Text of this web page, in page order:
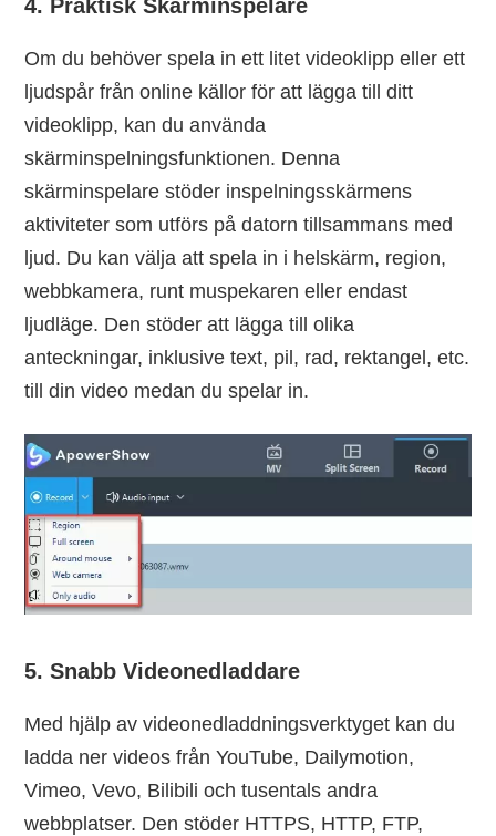
4. Praktisk Skärminspelare
Om du behöver spela in ett litet videoklipp eller ett
ljudspår från online källor för att lägga till ditt
videoklipp, kan du använda
skärminspelningsfunktionen. Denna
skärminspelare stöder inspelningsskärmens
aktiviteter som utförs på datorn tillsammans med
ljud. Du kan välja att spela in i helskärm, region,
webbkamera, runt muspekaren eller endast
ljudläge. Den stöder att lägga till olika
anteckningar, inklusive text, pil, rad, rektangel, etc.
till din video medan du spelar in.
5. Snabb Videonedladdare
Med hjälp av videonedladdningsverktyget kan du
ladda ner videos från YouTube, Dailymotion,
Vimeo, Vevo, Bilibili och tusentals andra
webbplatser. Den stöder HTTPS, HTTP, FTP,